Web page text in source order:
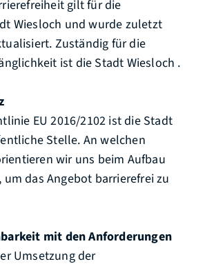
gilt für die
Wiesloch und wurde zuletzt
Zuständig für die
ist die Stadt Wiesloch .
EU 2016/2102 ist die Stadt
Stelle. An welchen
wir uns beim Aufbau
um das Angebot barrierefrei zu
mit den Anforderungen
Umsetzung der